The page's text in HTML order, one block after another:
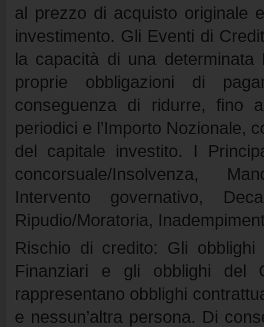
al prezzo di acquisto originale
investimento. Gli Eventi di
la capacità di una
proprie obbligazioni di
conseguenza di ridurre, fino
periodici e l’Importo Nozionale,
del capitale investito. I
concorsuale/Insolvenza,
Intervento governativo,
Ripudio/Moratoria,
Rischio di credito: Gli obblighi
Finanziari e gli obblighi del
rappresentano obblighi
e nessun’altra persona. Di